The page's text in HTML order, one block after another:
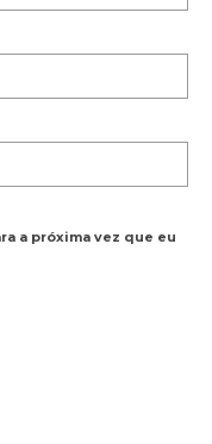
a próxima vez que eu